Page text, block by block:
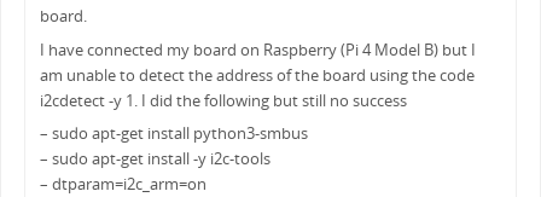
board.
I have connected my board on Raspberry (Pi 4 Model B) but I
am unable to detect the address of the board using the code
i2cdetect -y 1. I did the following but still no success
– sudo apt-get install python3-smbus
– sudo apt-get install -y i2c-tools
– dtparam=i2c_arm=on